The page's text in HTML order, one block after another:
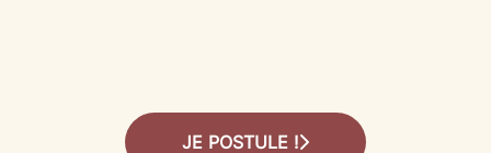
JE POSTULE !